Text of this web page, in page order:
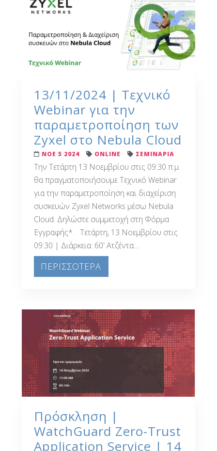
13/11/2024 | Τεχνικό
Webinar για την
παραμετροποίηση των
Zyxel στο Nebula Cloud
ΝΟΕ 5 2024 ONLINE ΣΕΜΙΝΑΡΙΑ
Την Τετάρτη 13 Νοεμβρίου στις 09:30 π.μ.
θα πραγματοποιήσουμε Τεχνικό Webinar
για την παραμετροποίηση και διαχείριση
συσκευών Zyxel Networks μέσω Nebula
Cloud. Δηλώστε συμμετοχή στη Φόρμα
Εγγραφής*. Τετάρτη, 13 Νοεμβρίου στις
09:30 | Διάρκεια: 60' Ατζέντα:...
ΠΕΡΙΣΣΟΤΕΡΑ
Πρόσκληση |
WatchGuard Zero-Trust
Application Service | 14